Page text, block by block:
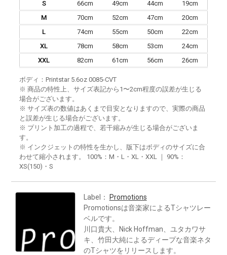
S
66cm 49cm 44cm
19cm
M
70cm 52cm 47cm
20cm
L
74cm 55cm 50cm
22cm
XL
78cm 58cm 53cm
24cm
XXL
82cm 61cm 56cm 26cm
ボディ：Printstar 5.6oz 0085-CVT
※ 商品の特性上、サイズ表記から1〜2cm程度の誤差が生じる
場合がございます。
※ サイズ表の数値はあくまで目安となりますので、実際の商品
と誤差が生じる場合がございます。
※ プリント加工の過程で、若干縮みが生じる場合がございま
す。
※ インクジェットの特性を生かし、版下はボディのサイズに合
わせて縮小されます。 100%：M・L・XL・XXL ｜ 90%：
XS(150)・S
Label：
Promotions
Promotionsは音楽家によるTシャツレー
ベルです。
川口貴大、Nick Hoffman、ユタカワサ
キ、竹田大純によるディープな音楽ネタ
のTシャツをリリースします。